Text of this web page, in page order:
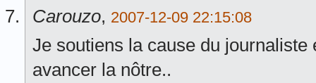
Carouzo, 2007-12-09 22:15:08
Je soutiens la cause du
avancer la nôtre..